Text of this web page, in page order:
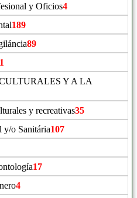
y Oficios4
189
89
1
Y A LA
y recreativas35
y/o Sanitária107
17
4